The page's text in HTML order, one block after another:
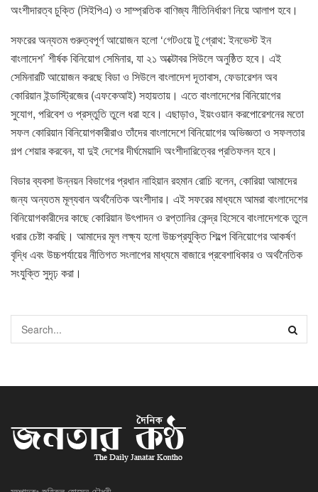
অংশীদারত্ব চুক্তি (সিইপিএ) ও সাম্প্রতিক বাণিজ্য নীতিনির্ধারণ নিয়ে আলাপ হবে।
সফরের অন্যতম গুরুত্বপূর্ণ আয়োজন হলো ‘গেটওয়ে টু গ্রোথ: ইনভেস্ট ইন
বাংলাদেশ’ শীর্ষক বিনিয়োগ সেমিনার, যা ২১ অক্টোবর সিউলে অনুষ্ঠিত হবে। এই
সেমিনারটি আয়োজন করছে বিডা ও সিউলে বাংলাদেশ দূতাবাস, ফেডারেশন অব
কোরিয়ান ইন্ডাস্ট্রিজের (এফকেআই) সহায়তায়। এতে বাংলাদেশের বিনিয়োগের
সুযোগ, পরিবেশ ও প্রস্তুতি তুলে ধরা হবে। এছাড়াও, ইয়ংওয়ান করপোরেশনের মতো
সফল কোরিয়ান বিনিয়োগকারীরাও তাঁদের বাংলাদেশে বিনিয়োগের অভিজ্ঞতা ও সফলতার
গল্প শেয়ার করবেন, যা দুই দেশের দীর্ঘমেয়াদি অংশীদারিত্বের প্রতিফলন হবে।
বিডার ব্যবসা উন্নয়ন বিভাগের প্রধান নাহিয়ান রহমান রোচি বলেন, কোরিয়া আমাদের
জন্য অন্যতম মূল্যবান অর্থনৈতিক অংশীদার। এই সফরের মাধ্যমে আমরা বাংলাদেশের
বিনিয়োগকারীদের কাছে কোরিয়ান উৎপাদন ও রপ্তানির কেন্দ্র হিসেবে বাংলাদেশকে তুলে
ধরার চেষ্টা করছি। আমাদের মূল লক্ষ্য হলো উচ্চপ্রযুক্তি শিল্পে বিনিয়োগের আকর্ষণ
বৃদ্ধি এবং উচ্চপর্যায়ের নীতিগত সংলাপের মাধ্যমে বাজারে প্রবেশাধিকার ও অর্থনৈতিক
সংযুক্তি সুদৃঢ় করা।